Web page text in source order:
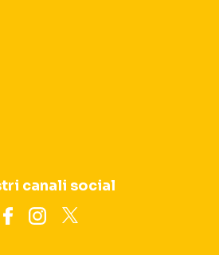
canali social